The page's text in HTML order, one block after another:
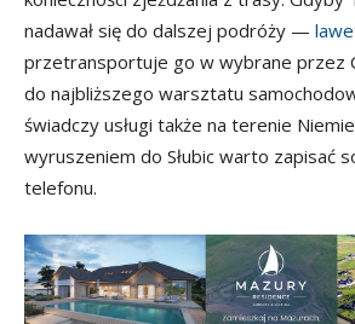
nadawał się do dalszej podróży —
przetransportuje go w wybrane przez
do najbliższego warsztatu
świadczy usługi także na terenie
wyruszeniem do Słubic warto zapisać
telefonu.